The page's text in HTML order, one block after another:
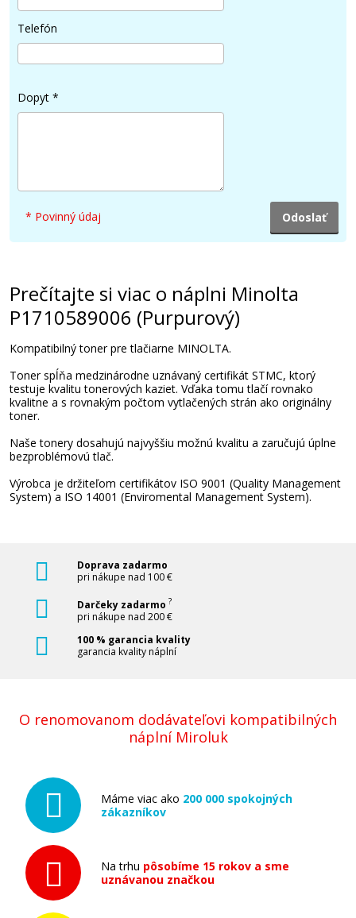
Telefón
Dopyt *
* Povinný údaj
Prečítajte si viac o náplni Minolta
P1710589006 (Purpurový)
Kompatibilný toner pre tlačiarne MINOLTA.
Toner spĺňa medzinárodne uznávaný certifikát STMC, ktorý
testuje kvalitu tonerových kaziet. Vďaka tomu tlačí rovnako
kvalitne a s rovnakým počtom vytlačených strán ako originálny
toner.
Naše tonery dosahujú najvyššiu možnú kvalitu a zaručujú úplne
bezproblémovú tlač.
Výrobca je držiteľom certifikátov ISO 9001 (Quality Management
System) a ISO 14001 (Enviromental Management System).
Doprava zadarmo
pri nákupe nad 100 €
Darčeky zadarmo ?
pri nákupe nad 200 €
100 % garancia kvality
garancia kvality náplní
O renomovanom dodávateľovi kompatibilných
náplní Miroluk
Máme viac ako 200 000 spokojných
zákazníkov
Na trhu pôsobíme 15 rokov a sme
uznávanou značkou